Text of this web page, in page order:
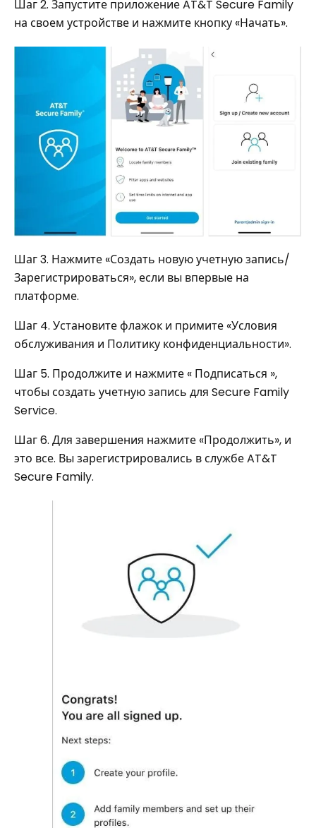
Шаг 2. Запустите приложение AT&T Secure Family
на своем устройстве и нажмите кнопку «Начать».
Шаг 3. Нажмите «Создать новую учетную запись/
Зарегистрироваться», если вы впервые на
платформе.
Шаг 4. Установите флажок и примите «Условия
обслуживания и Политику конфиденциальности».
Шаг 5. Продолжите и нажмите « Подписаться »,
чтобы создать учетную запись для Secure Family
Service.
Шаг 6. Для завершения нажмите «Продолжить», и
это все. Вы зарегистрировались в службе AT&T
Secure Family.